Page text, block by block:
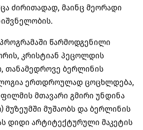
ძირითადად, მაინც მეორადი
წარმოდგენილი
კრისტიან პეცოლდის
თანამედროვე ბერლინის
ერთდროულად ცოცხლდება,
მთავარი გმირი უნდინა
მუზეუმში მუშაობს და ბერლინის
დიდი არტიტექტურული მაკეტის